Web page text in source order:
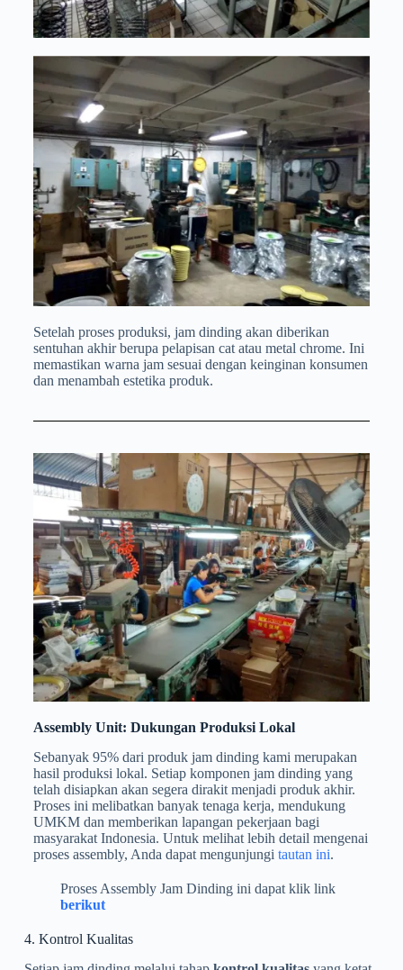
Setelah proses produksi, jam dinding akan diberikan
sentuhan akhir berupa pelapisan cat atau metal chrome. Ini
memastikan warna jam sesuai dengan keinginan konsumen
dan menambah estetika produk.
Assembly Unit: Dukungan Produksi Lokal
Sebanyak 95% dari produk jam dinding kami merupakan
hasil produksi lokal. Setiap komponen jam dinding yang
telah disiapkan akan segera dirakit menjadi produk akhir.
Proses ini melibatkan banyak tenaga kerja, mendukung
UMKM dan memberikan lapangan pekerjaan bagi
masyarakat Indonesia. Untuk melihat lebih detail mengenai
proses assembly, Anda dapat mengunjungi tautan ini.
Proses Assembly Jam Dinding ini dapat klik link
berikut
4. Kontrol Kualitas